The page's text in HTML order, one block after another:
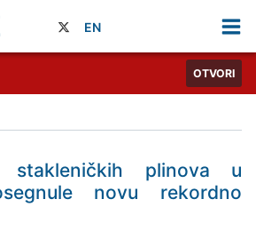
EN
OTVORI
stakleničkih plinova u
novu rekordno